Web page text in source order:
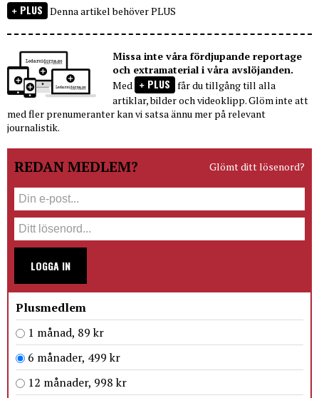
PLUS Denna artikel behöver PLUS
Missa inte våra fördjupande reportage
och extramaterial i våra avslöjanden.
Med
PLUS får du tillgång till alla
artiklar, bilder och videoklipp. Glöm inte att
med fler prenumeranter kan vi satsa ännu mer på relevant
journalistik.
REDAN MEDLEM? Glömt ditt lösenord?
LOGGA IN
Plusmedlem
1 månad, 89 kr
6 månader, 499 kr
12 månader, 998 kr